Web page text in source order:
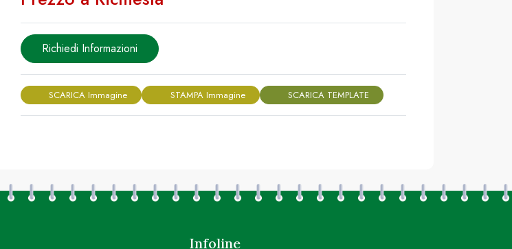
Richiedi Informazioni
SCARICA Immagine STAMPA Immagine SCARICA TEMPLATE
Infoline